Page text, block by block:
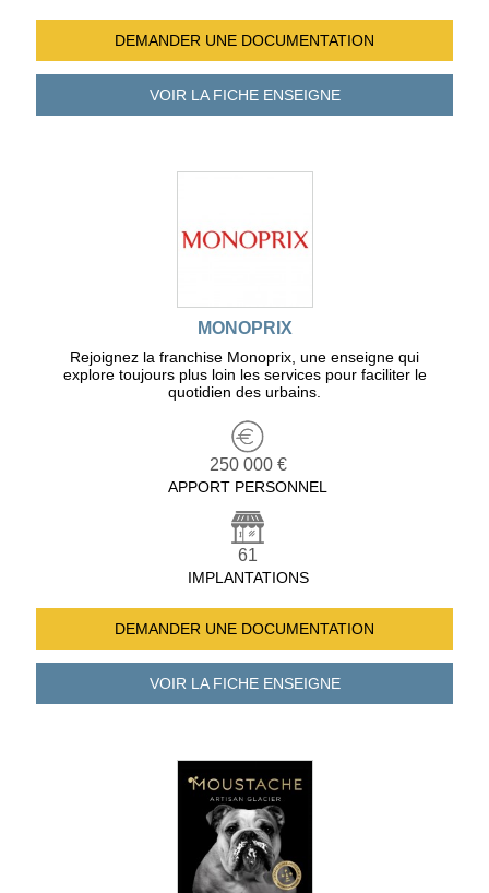
DEMANDER UNE DOCUMENTATION
VOIR LA FICHEENSEIGNE
MONOPRIX
Rejoignez la franchise Monoprix, une enseigne qui
explore toujours plus loin les services pour faciliter le
quotidien des urbains.
250 000 €
APPORT PERSONNEL
61
IMPLANTATIONS
DEMANDER UNE DOCUMENTATION
VOIR LA FICHEENSEIGNE